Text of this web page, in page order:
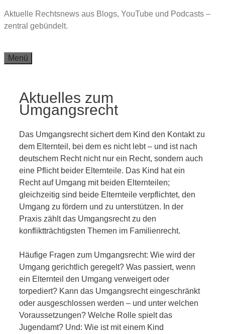
Zum
Inhalt
Aktuelle Rechtsnews aus Blogs, YouTube und Podcasts –
zentral gebündelt.
Menü
Aktuelles zum
Umgangsrecht
Das Umgangsrecht sichert dem Kind den Kontakt zu
dem Elternteil, bei dem es nicht lebt – und ist nach
deutschem Recht nicht nur ein Recht, sondern auch
eine Pflicht beider Elternteile. Das Kind hat ein
Recht auf Umgang mit beiden Elternteilen;
gleichzeitig sind beide Elternteile verpflichtet, den
Umgang zu fördern und zu unterstützen. In der
Praxis zählt das Umgangsrecht zu den
konfliktträchtigsten Themen im Familienrecht.
Häufige Fragen zum Umgangsrecht: Wie wird der
Umgang gerichtlich geregelt? Was passiert, wenn
ein Elternteil den Umgang verweigert oder
torpediert? Kann das Umgangsrecht eingeschränkt
oder ausgeschlossen werden – und unter welchen
Voraussetzungen? Welche Rolle spielt das
Jugendamt? Und: Wie ist mit einem Kind